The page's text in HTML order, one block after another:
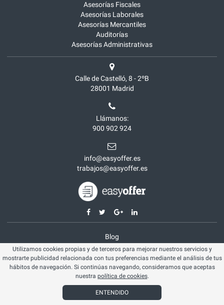
Asesorías Fiscales
Asesorías Laborales
Asesorías Mercantiles
Auditorías
Asesorías Administrativas
Calle de Castelló, 8 - 2ºB
28001 Madrid
Llámanos:
900 902 924
info@easyoffer.es
trabajos@easyoffer.es
Blog
Opiniones
Aviso legal
Política cookies
© Easyoffer 2026. Todos los derechos reservados
Utilizamos cookies propias y de terceros para mejorar nuestros servicios y
mostrarte publicidad relacionada con tus preferencias mediante el análisis de tus
hábitos de navegación. Si continúas navegando, consideramos que aceptas
nuestra política de cookies.
ENTENDIDO